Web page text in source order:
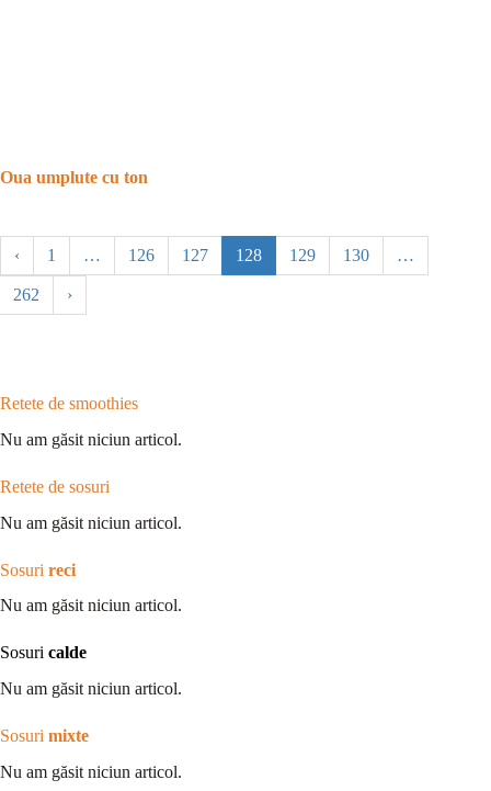
Oua umplute cu ton
‹ 1 … 126 127 128 129 130 …
262 ›
Retete de smoothies
Nu am găsit niciun articol.
Retete de sosuri
Nu am găsit niciun articol.
Sosuri reci
Nu am găsit niciun articol.
Sosuri calde
Nu am găsit niciun articol.
Sosuri mixte
Nu am găsit niciun articol.